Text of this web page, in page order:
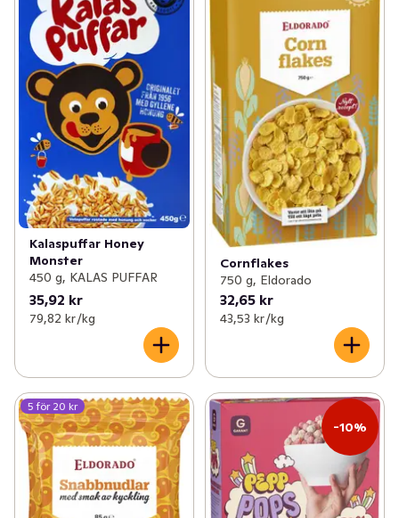
Kalaspuffar Honey
Monster
450 g, KALAS PUFFAR
35,92 kr
79,82 kr /kg
Cornflakes
750 g, Eldorado
32,65 kr
43,53 kr /kg
5 för 20 kr
-10%